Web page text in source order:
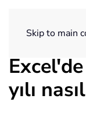
Skip to main
yılı